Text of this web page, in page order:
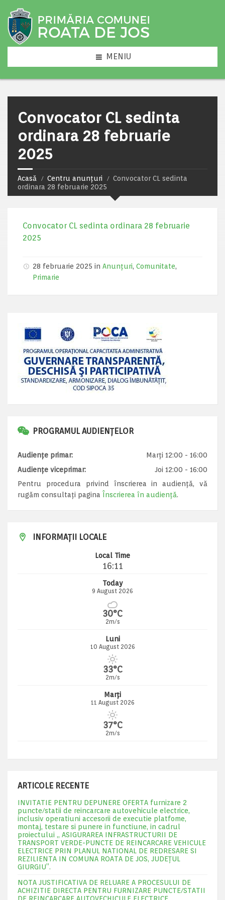
MENIU
Convocator CL sedinta
ordinara 28 februarie
2025
Acasă Centru anunțuri
Convocator CL sedinta
ordinara 28 februarie 2025
Convocator CL sedinta ordinara 28 februarie
2025
28 februarie 2025 in Anunțuri, Comunitate,
Primarie
PROGRAMUL AUDIENȚELOR
Audiențe primar:
Marți 12:00 - 16:00
Audiențe viceprimar:
Joi 12:00 - 16:00
Pentru procedura privind înscrierea in audiență, vă
rugăm consultați pagina Înscrierea în audiență.
INFORMAȚII LOCALE
Local Time
16:11
Today
9 August 2026
30°C
2m/s
Luni
10 August 2026
33°C
2m/s
Marți
11 August 2026
37°C
2m/s
ARTICOLE RECENTE
INVITATIE PENTRU DEPUNERE OFERTA furnizare 2
puncte/statii de reincarcare autovehicule electrice,
inclusiv operatiuni accesorii de executie platfome,
montaj, testare si punere in functiune, in cadrul
proiectului „ ASIGURAREA INFRASTRUCTURII DE
TRANSPORT VERDE-PUNCTE DE REINCARCARE VEHICULE
ELECTRICE PRIN PLANUL NATIONAL DE REDRESARE SI
REZILIENTA IN COMUNA ROATA DE JOS, JUDEŢUL
GIURGIU”.
NOTA JUSTIFICATIVA DE RELUARE A PROCESULUI DE
ACHIZITIE DIRECTA PENTRU FURNIZARE PUNCTE/STATII